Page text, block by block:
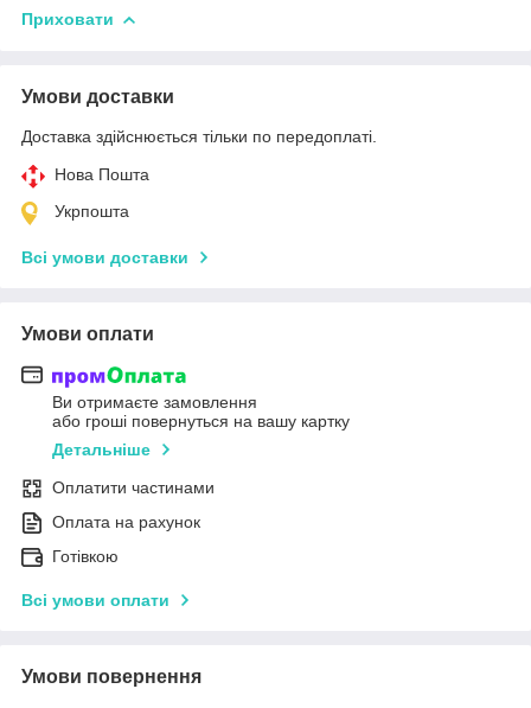
Приховати
Умови доставки
Доставка здійснюється тільки по передоплаті.
Нова Пошта
Укрпошта
Всі умови доставки
Умови оплати
Ви отримаєте замовлення
або гроші повернуться на вашу картку
Детальніше
Оплатити частинами
Оплата на рахунок
Готівкою
Всі умови оплати
Умови повернення